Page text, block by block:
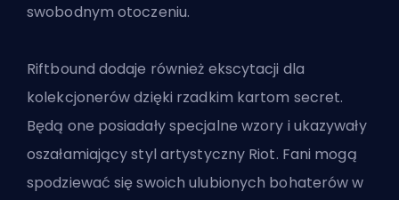
swobodnym otoczeniu.
Riftbound dodaje również ekscytacji dla
kolekcjonerów dzięki rzadkim kartom secret.
Będą one posiadały specjalne wzory i ukazywały
oszałamiający styl artystyczny Riot. Fani mogą
spodziewać się swoich ulubionych bohaterów w